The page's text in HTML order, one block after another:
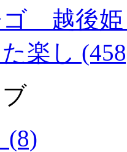
ゴ 越後姫
楽し
(8)